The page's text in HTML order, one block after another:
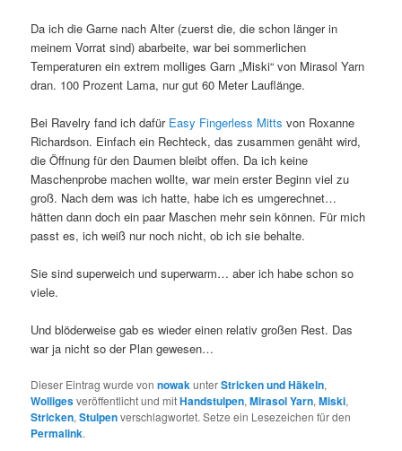
Da ich die Garne nach Alter (zuerst die, die schon länger in
meinem Vorrat sind) abarbeite, war bei sommerlichen
Temperaturen ein extrem molliges Garn „Miski“ von Mirasol Yarn
dran. 100 Prozent Lama, nur gut 60 Meter Lauflänge.
Bei Ravelry fand ich dafür Easy Fingerless Mitts von Roxanne
Richardson. Einfach ein Rechteck, das zusammen genäht wird,
die Öffnung für den Daumen bleibt offen. Da ich keine
Maschenprobe machen wollte, war mein erster Beginn viel zu
groß. Nach dem was ich hatte, habe ich es umgerechnet…
hätten dann doch ein paar Maschen mehr sein können. Für mich
passt es, ich weiß nur noch nicht, ob ich sie behalte.
Sie sind superweich und superwarm… aber ich habe schon so
viele.
Und blöderweise gab es wieder einen relativ großen Rest. Das
war ja nicht so der Plan gewesen…
Dieser Eintrag wurde vonnowakunterStricken und Häkeln,
Wolligesveröffentlicht und mitHandstulpen,Mirasol Yarn,Miski,
Stricken,Stulpenverschlagwortet. Setze ein Lesezeichen für den
Permalink.